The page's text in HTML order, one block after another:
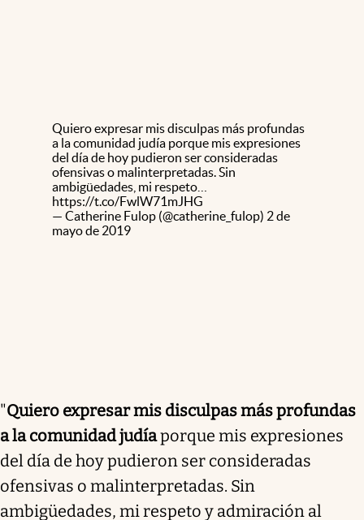
Quiero expresar mis disculpas más profundas
a la comunidad judía porque mis expresiones
del día de hoy pudieron ser consideradas
ofensivas o malinterpretadas. Sin
ambigüedades, mi respeto…
https://t.co/FwlW71mJHG
— Catherine Fulop (@catherine_fulop) 2 de
mayo de 2019
"Quiero expresar mis disculpas más profundas
a la comunidad judíaporque mis expresiones
del día de hoy pudieron ser consideradas
ofensivas o malinterpretadas. Sin
ambigüedades, mi respeto y admiración al